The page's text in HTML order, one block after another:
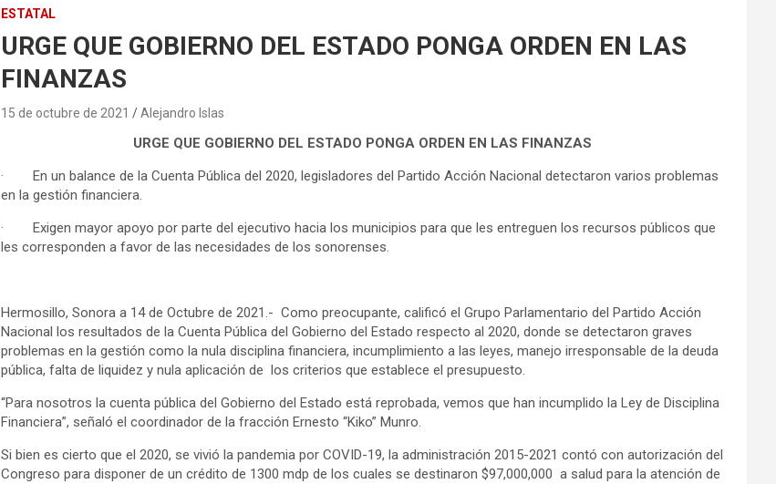
ESTATAL
URGE QUE GOBIERNO DEL ESTADO PONGA ORDEN EN LAS
FINANZAS
15 de octubre de 2021 Alejandro Islas
URGE QUE GOBIERNO DEL ESTADO PONGA ORDEN EN LAS FINANZAS
· En un balance de la Cuenta Pública del 2020, legisladores del Partido Acción Nacional detectaron varios problemas
en la gestión financiera.
· Exigen mayor apoyo por parte del ejecutivo hacia los municipios para que les entreguen los recursos públicos que
les corresponden a favor de las necesidades de los sonorenses.
Hermosillo, Sonora a 14 de Octubre de 2021.- Como preocupante, calificó el Grupo Parlamentario del Partido Acción
Nacional los resultados de la Cuenta Pública del Gobierno del Estado respecto al 2020, donde se detectaron graves
problemas en la gestión como la nula disciplina financiera, incumplimiento a las leyes, manejo irresponsable de la deuda
pública, falta de liquidez y nula aplicación de los criterios que establece el presupuesto.
“Para nosotros la cuenta pública del Gobierno del Estado está reprobada, vemos que han incumplido la Ley de Disciplina
Financiera”, señaló el coordinador de la fracción Ernesto “Kiko” Munro.
Si bien es cierto que el 2020, se vivió la pandemia por COVID-19, la administración 2015-2021 contó con autorización del
Congreso para disponer de un crédito de 1300 mdp de los cuales se destinaron $97,000,000 a salud para la atención de